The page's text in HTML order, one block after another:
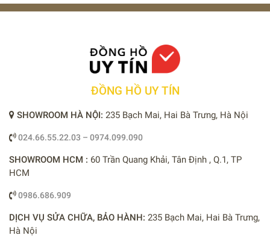
ĐỒNG HỒ UY TÍN
SHOWROOM HÀ NỘI: 235 Bạch Mai, Hai Bà Trưng, Hà Nội
024.66.55.22.03 – 0974.099.090
SHOWROOM HCM : 60 Trần Quang Khải, Tân Định , Q.1, TP
HCM
0986.686.909
DỊCH VỤ SỬA CHỮA, BẢO HÀNH: 235 Bạch Mai, Hai Bà Trưng,
Hà Nội